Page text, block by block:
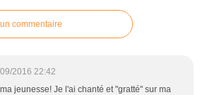
commentaire
2016 22:42
jeunesse! Je l'ai chanté et "gratté" sur ma